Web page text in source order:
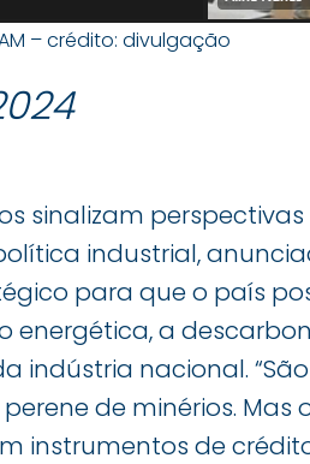
– crédito: divulgação
sinalizam
industrial,
para que o país
a
indústria nacional.
de minérios. Mas
instrumentos de